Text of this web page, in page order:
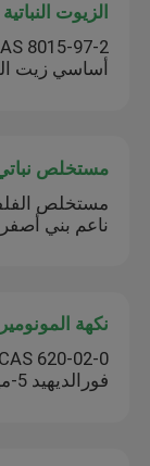
الزيوت
أساسي زيت
مستخلص
مستخلص
ناعم بني
نكهة المونومير
فورالديهيد 5-ميثيلفورفورال